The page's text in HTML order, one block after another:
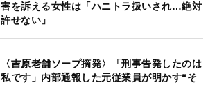
害を訴える女性は「ハニトラ扱いされ…絶対
許せない」
〈吉原老舗ソープ摘発〉「刑事告発したのは
私です」内部通報した元従業員が明かす“そ